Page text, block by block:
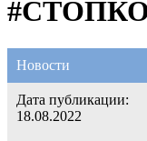
Новости
Дата публикации:
18.08.2022